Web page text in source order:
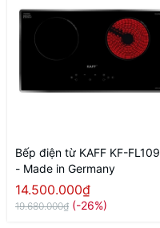
Bếp điện từ KAFF KF-FL109
- Made in Germany
14.500.000₫
19.680.000₫ (-26%)